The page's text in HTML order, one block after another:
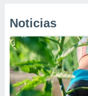
en
en
Noticias